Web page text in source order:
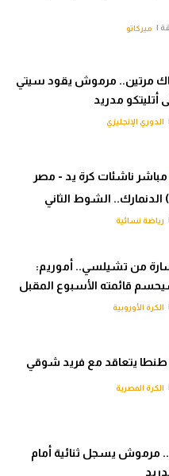
ميركاتو
مرتين.. مرموش يقود سيتي
أتليتكو مدريد
الدوري الإنجليزي
مباشر ناشئات كرة يد - مصر
رياضة نسائية
من تشيلسي.. أموريم:
قائمته الأسبوع المقبل
الكرة الأوروبية
طنطا يتعاقد مع فريد شوقي
الكرة المصرية
مرموش يسجل ثنائية أمام